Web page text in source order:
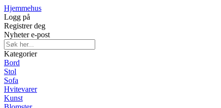
Hjemmehus
Logg på
Registrer deg
Nyheter e-post
Kategorier
Bord
Stol
Sofa
Hvitevarer
Kunst